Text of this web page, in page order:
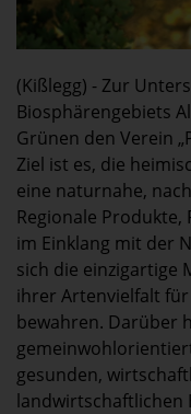
(Kißlegg) - Zur
Biosphärengebiets
Grünen den Verein
Ziel ist es, die
eine naturnahe,
Regionale
im Einklang mit der
sich die einzigartige
ihrer Artenvielfalt
bewahren. Darüber
gesunden,
landwirtschaftlichen